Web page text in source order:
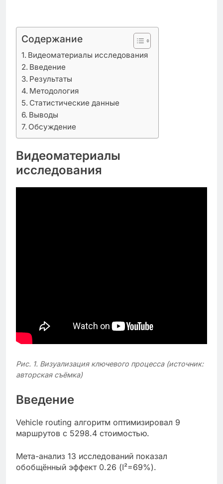
Содержание
Видеоматериалы исследования
Введение
Результаты
Методология
Статистические данные
Выводы
Обсуждение
Видеоматериалы
исследования
Рис. 1. Визуализация ключевого процесса (источник:
авторская съёмка)
Введение
Vehicle routing алгоритм оптимизировал 9
маршрутов с 5298.4 стоимостью.
Мета-анализ 13 исследований показал
обобщённый эффект 0.26 (I²=69%).